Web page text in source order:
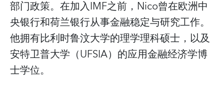
部门政策。在加入IMF之前，Nico曾在欧洲中
央银行和荷兰银行从事金融稳定与研究工作。
他拥有比利时鲁汶大学的理学理科硕士，以及
安特卫普大学（UFSIA）的应用金融经济学博
士学位。